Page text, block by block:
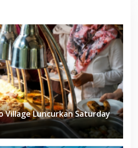
Village Luncurkan Saturday